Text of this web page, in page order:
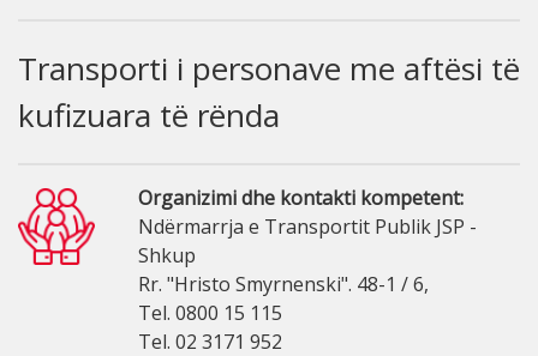
Transporti i personave me aftësi të
kufizuara të rënda
Organizimi dhe kontakti kompetent:
Ndërmarrja e Transportit Publik JSP -
Shkup
Rr. "Hristo Smyrnenski". 48-1 / 6,
Tel. 0800 15 115
Tel. 02 3171 952